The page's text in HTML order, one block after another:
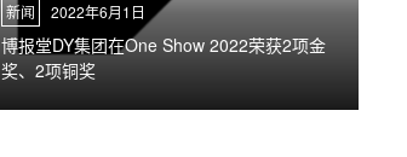
新闻 2022年6月1日
博报堂DY集团在One Show 2022荣获2项金
奖、2项铜奖